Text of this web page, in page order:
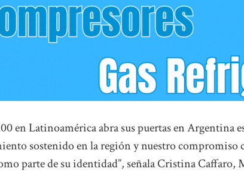
en Latinoamérica abra sus puertas en Argentina
sostenido en la región y nuestro compromiso
parte de su identidad”, señala Cristina Caffaro,